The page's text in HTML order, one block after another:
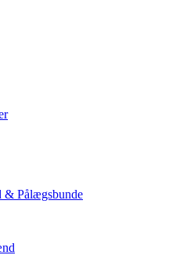
& Pålægsbunde